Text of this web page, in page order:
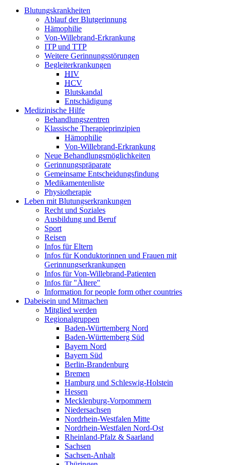
Blutungskrankheiten
Ablauf der Blutgerinnung
Hämophilie
Von-Willebrand-Erkrankung
ITP und TTP
Weitere Gerinnungsstörungen
Begleiterkrankungen
HIV
HCV
Blutskandal
Entschädigung
Medizinische Hilfe
Behandlungszentren
Klassische Therapieprinzipien
Hämophilie
Von-Willebrand-Erkrankung
Neue Behandlungsmöglichkeiten
Gerinnungspräparate
Gemeinsame Entscheidungsfindung
Medikamentenliste
Physiotherapie
Leben mit Blutungserkrankungen
Recht und Soziales
Ausbildung und Beruf
Sport
Reisen
Infos für Eltern
Infos für Konduktorinnen und Frauen mit
Gerinnungserkrankungen
Infos für Von-Willebrand-Patienten
Infos für "Ältere"
Information for people form other countries
Dabeisein und Mitmachen
Mitglied werden
Regionalgruppen
Baden-Württemberg Nord
Baden-Württemberg Süd
Bayern Nord
Bayern Süd
Berlin-Brandenburg
Bremen
Hamburg und Schleswig-Holstein
Hessen
Mecklenburg-Vorpommern
Niedersachsen
Nordrhein-Westfalen Mitte
Nordrhein-Westfalen Nord-Ost
Rheinland-Pfalz & Saarland
Sachsen
Sachsen-Anhalt